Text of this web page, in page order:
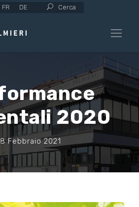
FR DE Cerca
2020
Febbraio 2021